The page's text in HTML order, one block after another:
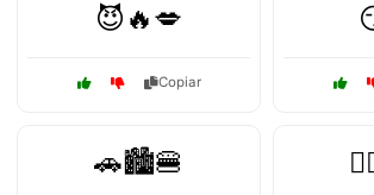
😈🔥💋
Copiar
🚗🏙️🍔